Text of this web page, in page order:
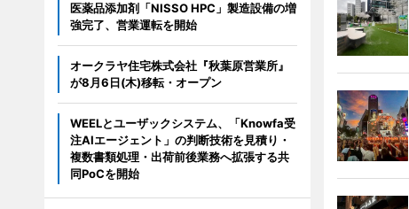
医薬品添加剤「NISSO HPC」製造設備の増
強完了、営業運転を開始
オークラヤ住宅株式会社『秋葉原営業所』
が8月6日(木)移転・オープン
WEELとユーザックシステム、「Knowfa受
注AIエージェント」の判断技術を見積り・
複数書類処理・出荷前後業務へ拡張する共
同PoCを開始